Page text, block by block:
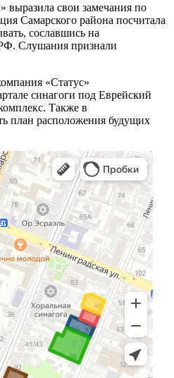
выразила свои замечания по
Самарского района посчитала
сославшись на
Слушания признали
«Статус»
синагоги под Еврейский
Также в
план расположения будущих